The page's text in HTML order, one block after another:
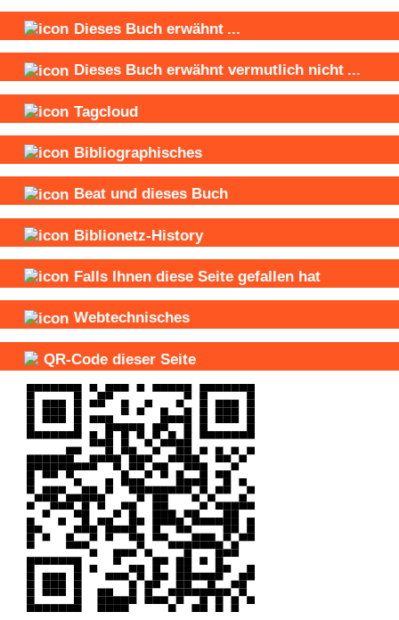
Dieses Buch erwähnt ...
Dieses Buch erwähnt vermutlich nicht ...
Tagcloud
Bibliographisches
Beat und dieses Buch
Biblionetz-History
Falls Ihnen diese Seite gefallen hat
Webtechnisches
QR-Code dieser Seite